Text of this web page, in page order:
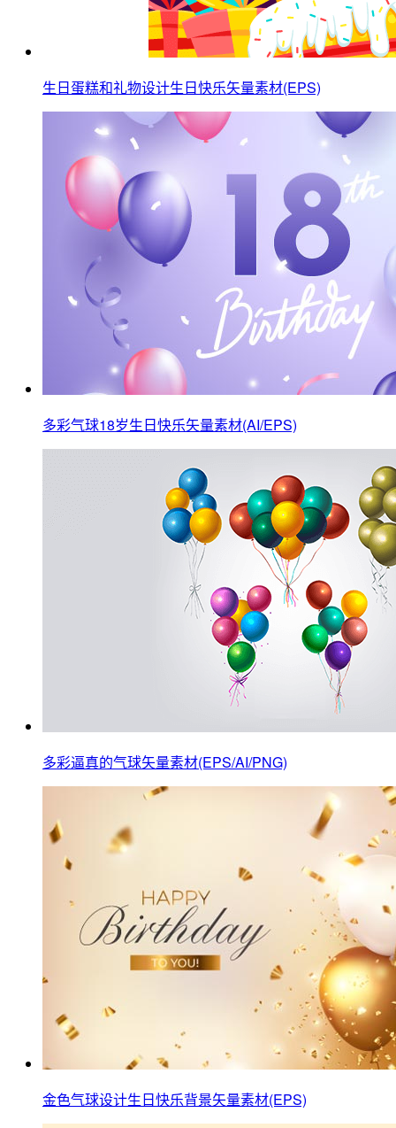
生日蛋糕和礼物设计生日快乐矢量素材(EPS)
多彩气球18岁生日快乐矢量素材(AI/EPS)
多彩逼真的气球矢量素材(EPS/AI/PNG)
金色气球设计生日快乐背景矢量素材(EPS)